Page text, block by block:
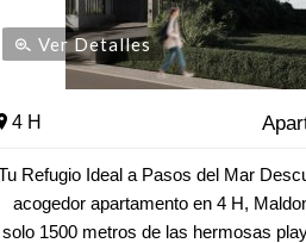
Ver Detalles
4 H
Refugio Ideal a Pasos del Mar
acogedor apartamento en 4 H,
solo 1500 metros de las hermosas